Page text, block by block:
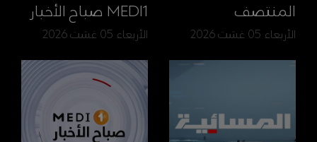
المنتصف
الأربعاء 05 غشت 2026
MEDI1 صباح الأخبار
الأربعاء 05 غشت 2026